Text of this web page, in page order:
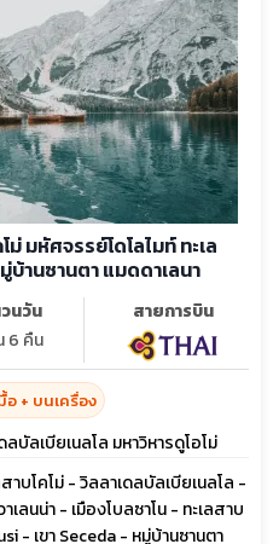
บ้านซานตา แมดดาเลนา
นวัน
6 คืน
สายการบิน
อ + บนเครื่อง
บัลเบียเนลโล มหาวิหารดูโอโม่
าบโคโม่ - วิลลาเดลบัลเบียเนลโล -
ลนน่า - เมืองโบลซาโน - ทะเลสาบ
- เขา Seceda - หมู่บ้านซานตา